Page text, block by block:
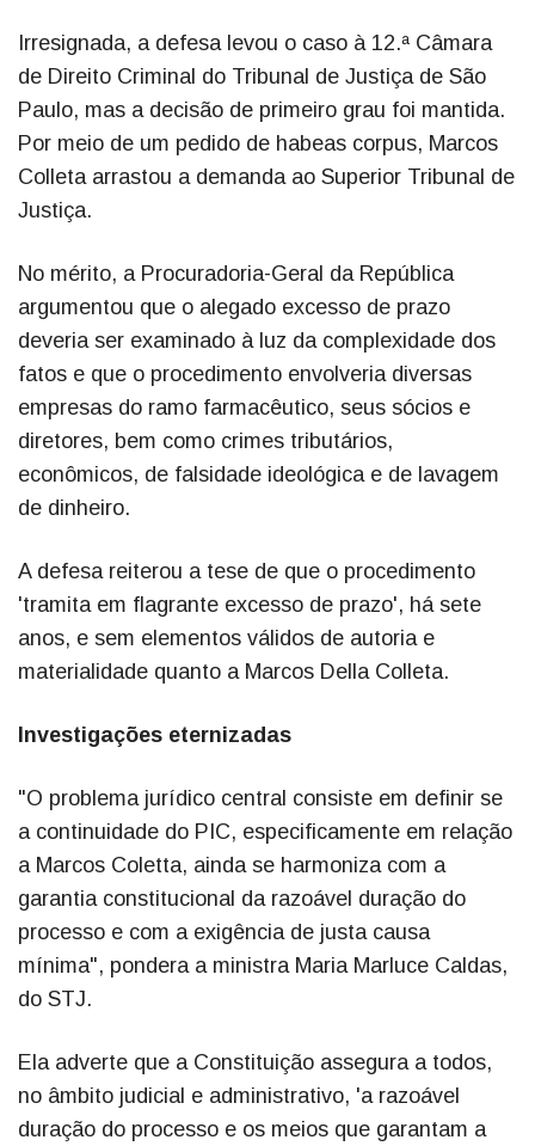
Irresignada, a defesa levou o caso à 12.ª Câmara
de Direito Criminal do Tribunal de Justiça de São
Paulo, mas a decisão de primeiro grau foi mantida.
Por meio de um pedido de habeas corpus, Marcos
Colleta arrastou a demanda ao Superior Tribunal de
Justiça.
No mérito, a Procuradoria-Geral da República
argumentou que o alegado excesso de prazo
deveria ser examinado à luz da complexidade dos
fatos e que o procedimento envolveria diversas
empresas do ramo farmacêutico, seus sócios e
diretores, bem como crimes tributários,
econômicos, de falsidade ideológica e de lavagem
de dinheiro.
A defesa reiterou a tese de que o procedimento
'tramita em flagrante excesso de prazo', há sete
anos, e sem elementos válidos de autoria e
materialidade quanto a Marcos Della Colleta.
Investigações eternizadas
"O problema jurídico central consiste em definir se
a continuidade do PIC, especificamente em relação
a Marcos Coletta, ainda se harmoniza com a
garantia constitucional da razoável duração do
processo e com a exigência de justa causa
mínima", pondera a ministra Maria Marluce Caldas,
do STJ.
Ela adverte que a Constituição assegura a todos,
no âmbito judicial e administrativo, 'a razoável
duração do processo e os meios que garantam a